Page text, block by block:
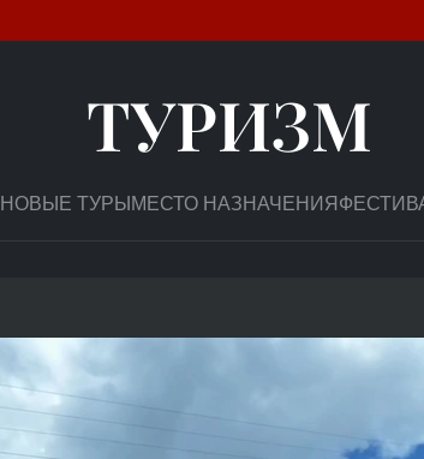
ТУРИЗМ
НОВЫЕ ТУРЫМЕСТО НАЗНАЧЕНИЯ